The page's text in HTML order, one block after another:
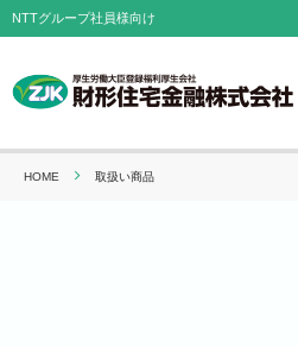
NTTグループ社員様向け
HOME 取扱い商品